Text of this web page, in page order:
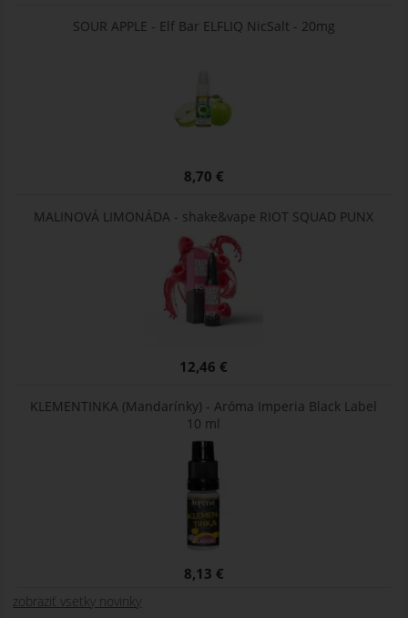
SOUR APPLE - Elf Bar ELFLIQ NicSalt - 20mg
8,70 €
MALINOVÁ LIMONÁDA - shake&vape RIOT SQUAD PUNX
12,46 €
KLEMENTINKA (Mandarínky) - Aróma Imperia Black Label
10 ml
8,13 €
zobraziť vsetky novinky